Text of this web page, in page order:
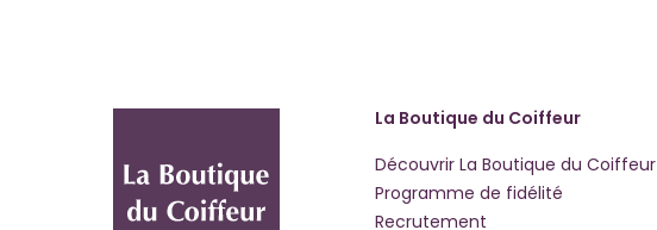
La Boutique du Coiffeur
Découvrir La Boutique du Coiffeur
Programme de fidélité
Recrutement